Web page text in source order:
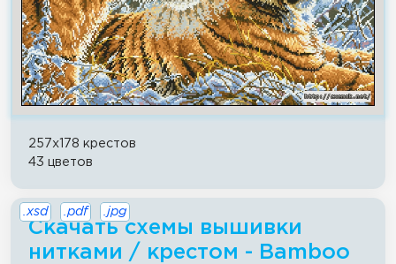
257x178 крестов
43 цветов
Скачать схемы вышивки
нитками / крестом - Bamboo
.xsd .pdf .jpg